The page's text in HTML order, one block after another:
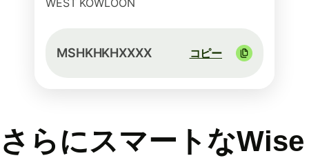
WEST KOWLOON
MSHKHKHXXXX コピー
さらにスマートなWise